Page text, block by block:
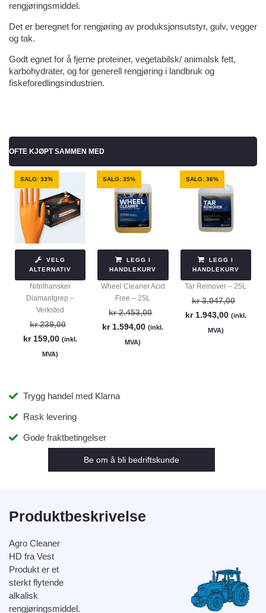
rengjøringsmiddel.
Det er beregnet for rengjøring av produksjonsutstyr, gulv, vegger
og tak.
Godt egnet for å fjerne proteiner, vegetabilsk/ animalsk fett,
karbohydrater, og for generell rengjøring i landbruk og
fiskeforedlingsindustrien.
OFTE KJØPT SAMMEN MED
SALG: 33%
VELG
ALTERNATIV
Nitrilhansker
Diamantgrep –
Verksted
kr239,00
kr159,00 (inkl.
MVA)
SALG: 35%
LEGG I
HANDLEKURV
Wheel Cleaner Acid
Free – 25L
kr2.453,00
kr1.594,00 (inkl.
MVA)
SALG: 36%
LEGG I
HANDLEKURV
Tar Remover – 25L
kr3.047,00
kr1.943,00 (inkl.
MVA)
Trygg handel med Klarna
Rask levering
Gode fraktbetingelser
Be om å bli bedriftskunde
Produktbeskrivelse
Agro Cleaner
HD fra Vest
Produkt er et
sterkt flytende
alkalisk
rengjøringsmiddel.